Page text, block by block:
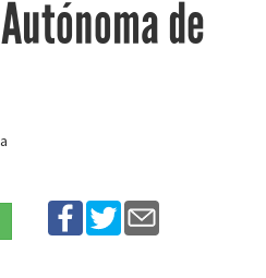
de